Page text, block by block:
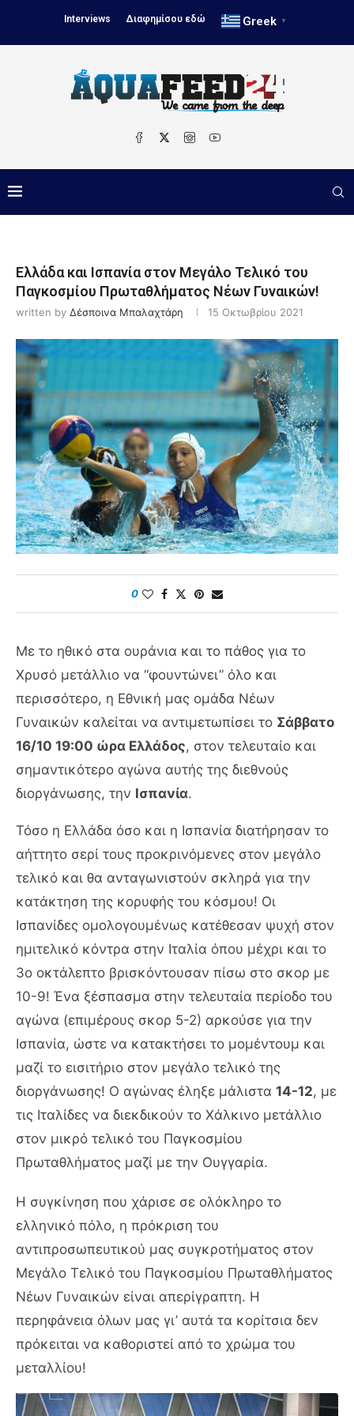
Interviews Διαφημίσου εδώ Greek ▼
Ελλάδα και Ισπανία στον Μεγάλο Τελικό του
Παγκοσμίου Πρωταθλήματος Νέων Γυναικών!
written by Δέσποινα Μπαλαχτάρη 15 Οκτωβρίου 2021
0
Με το ηθικό στα ουράνια και το πάθος για το
Χρυσό μετάλλιο να “φουντώνει” όλο και
περισσότερο, η Εθνική μας ομάδα Νέων
Γυναικών καλείται να αντιμετωπίσει το Σάββατο
16/10 19:00 ώρα Ελλάδος, στον τελευταίο και
σημαντικότερο αγώνα αυτής της διεθνούς
διοργάνωσης, την Ισπανία.
Τόσο η Ελλάδα όσο και η Ισπανία διατήρησαν το
αήττητο σερί τους προκρινόμενες στον μεγάλο
τελικό και θα ανταγωνιστούν σκληρά για την
κατάκτηση της κορυφής του κόσμου! Οι
Ισπανίδες ομολογουμένως κατέθεσαν ψυχή στον
ημιτελικό κόντρα στην Ιταλία όπου μέχρι και το
3ο οκτάλεπτο βρισκόντουσαν πίσω στο σκορ με
10-9! Ένα ξέσπασμα στην τελευταία περίοδο του
αγώνα (επιμέρους σκορ 5-2) αρκούσε για την
Ισπανία, ώστε να κατακτήσει το μομέντουμ και
μαζί το εισιτήριο στον μεγάλο τελικό της
διοργάνωσης! Ο αγώνας έληξε μάλιστα 14-12, με
τις Ιταλίδες να διεκδικούν το Χάλκινο μετάλλιο
στον μικρό τελικό του Παγκοσμίου
Πρωταθλήματος μαζί με την Ουγγαρία.
Η συγκίνηση που χάρισε σε ολόκληρο το
ελληνικό πόλο, η πρόκριση του
αντιπροσωπευτικού μας συγκροτήματος στον
Μεγάλο Τελικό του Παγκοσμίου Πρωταθλήματος
Νέων Γυναικών είναι απερίγραπτη. Η
περηφάνεια όλων μας γι’ αυτά τα κορίτσια δεν
πρόκειται να καθοριστεί από το χρώμα του
μεταλλίου!